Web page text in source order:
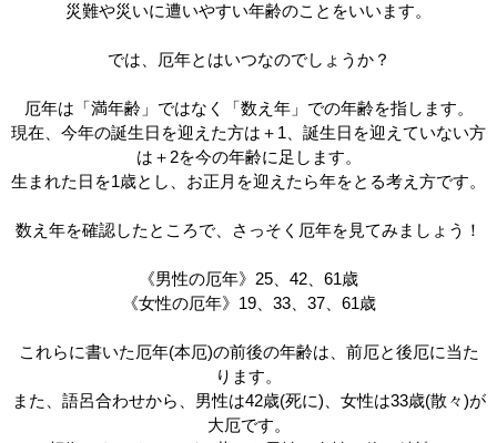
災難や災いに遭いやすい年齢のことをいいます。
では、厄年とはいつなのでしょうか？
厄年は「満年齢」ではなく「数え年」での年齢を指します。
現在、今年の誕生日を迎えた方は＋1、誕生日を迎えていない方
は＋2を今の年齢に足します。
生まれた日を1歳とし、お正月を迎えたら年をとる考え方です。
数え年を確認したところで、さっそく厄年を見てみましょう！
《男性の厄年》25、42、61歳
《女性の厄年》19、33、37、61歳
これらに書いた厄年(本厄)の前後の年齢は、前厄と後厄に当た
ります。
また、語呂合わせから、男性は42歳(死に)、女性は33歳(散々)が
大厄です。